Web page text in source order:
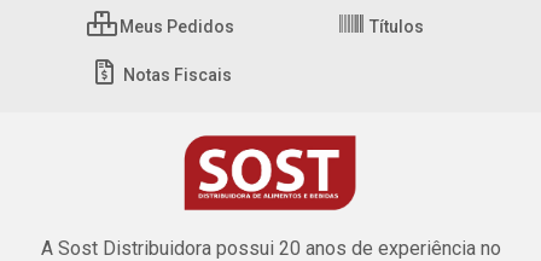
Meus Pedidos Títulos
Notas Fiscais
A Sost Distribuidora possui 20 anos de experiência no